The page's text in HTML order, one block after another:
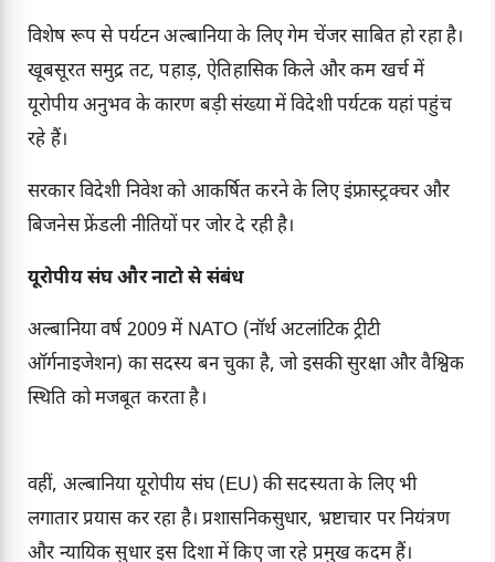
विशेष रूप से पर्यटन अल्बानिया के लिए गेम चेंजर साबित हो रहा है।
खूबसूरत समुद्र तट, पहाड़, ऐतिहासिक किले और कम खर्च में
यूरोपीय अनुभव के कारण बड़ी संख्या में विदेशी पर्यटक यहां पहुंच
रहे हैं।
सरकार विदेशी निवेश को आकर्षित करने के लिए इंफ्रास्ट्रक्चर और
बिजनेस फ्रेंडली नीतियों पर जोर दे रही है।
यूरोपीय संघ और नाटो से संबंध
अल्बानिया वर्ष 2009 में NATO (नॉर्थ अटलांटिक ट्रीटी
ऑर्गनाइजेशन) का सदस्य बन चुका है, जो इसकी सुरक्षा और वैश्विक
स्थिति को मजबूत करता है।
वहीं, अल्बानिया यूरोपीय संघ (EU) की सदस्यता के लिए भी
लगातार प्रयास कर रहा है। प्रशासनिकसुधार, भ्रष्टाचार पर नियंत्रण
और न्यायिक सुधार इस दिशा में किए जा रहे प्रमुख कदम हैं।